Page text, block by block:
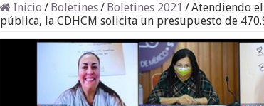
Inicio / Boletines/ Boletines 2021 /Atendiendo
pública, la CDHCM solicita un presupuesto de